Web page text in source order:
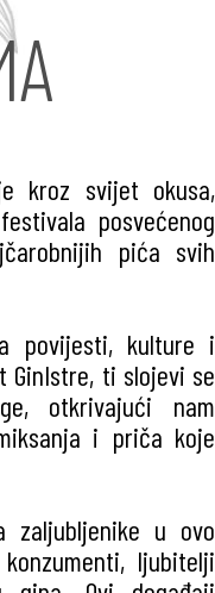
kroz svijet okusa,
posvećenog
pića svih
povijesti, kulture i
GinIstre, ti slojevi se
otkrivajući nam
i priča koje
zaljubljenike u ovo
ljubitelji